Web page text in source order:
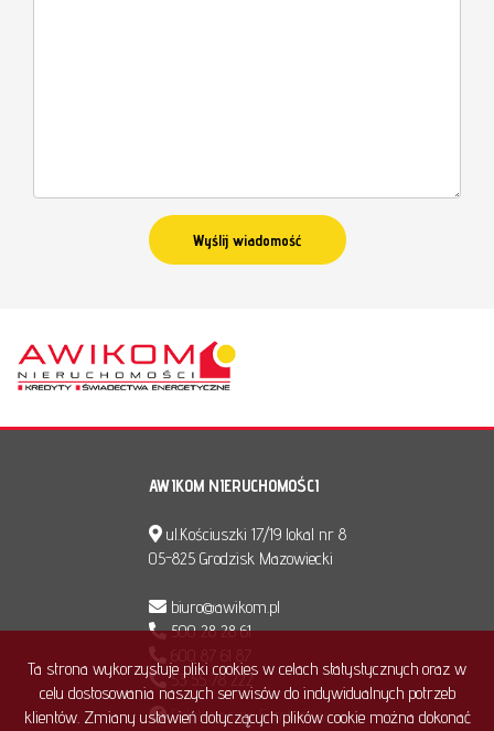
AWIKOM NIERUCHOMOŚCI
ul.Kościuszki 17/19 lokal nr 8
05-825 Grodzisk Mazowiecki
biuro@awikom.pl
500 28 28 61
53 55 78 222
Polub nas na Facebook'u
Ta strona wykorzystuje pliki cookies w celach statystycznych oraz w
celu dostosowania naszych serwisów do indywidualnych potrzeb
klientów. Zmiany ustawień dotyczących plików cookie można dokonać